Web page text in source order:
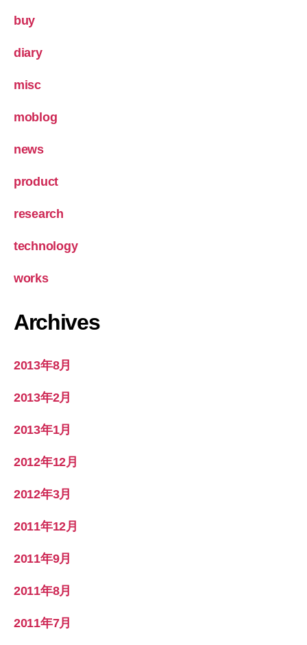
buy
diary
misc
moblog
news
product
research
technology
works
Archives
2013年8月
2013年2月
2013年1月
2012年12月
2012年3月
2011年12月
2011年9月
2011年8月
2011年7月